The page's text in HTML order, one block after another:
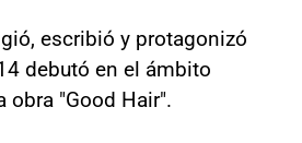
escribió y protagonizó
debutó en el ámbito
obra "Good Hair".